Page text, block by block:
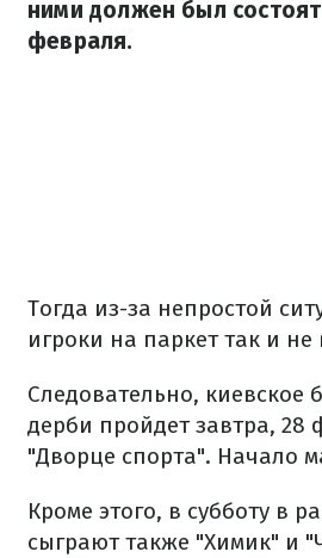
ними должен был
февраля.
Тогда из-за непростой
игроки на паркет так и
Следовательно, киевское
дерби пройдет завтра, 28
"Дворце спорта". Начало
Кроме этого, в субботу в
сыграют также "Химик" и